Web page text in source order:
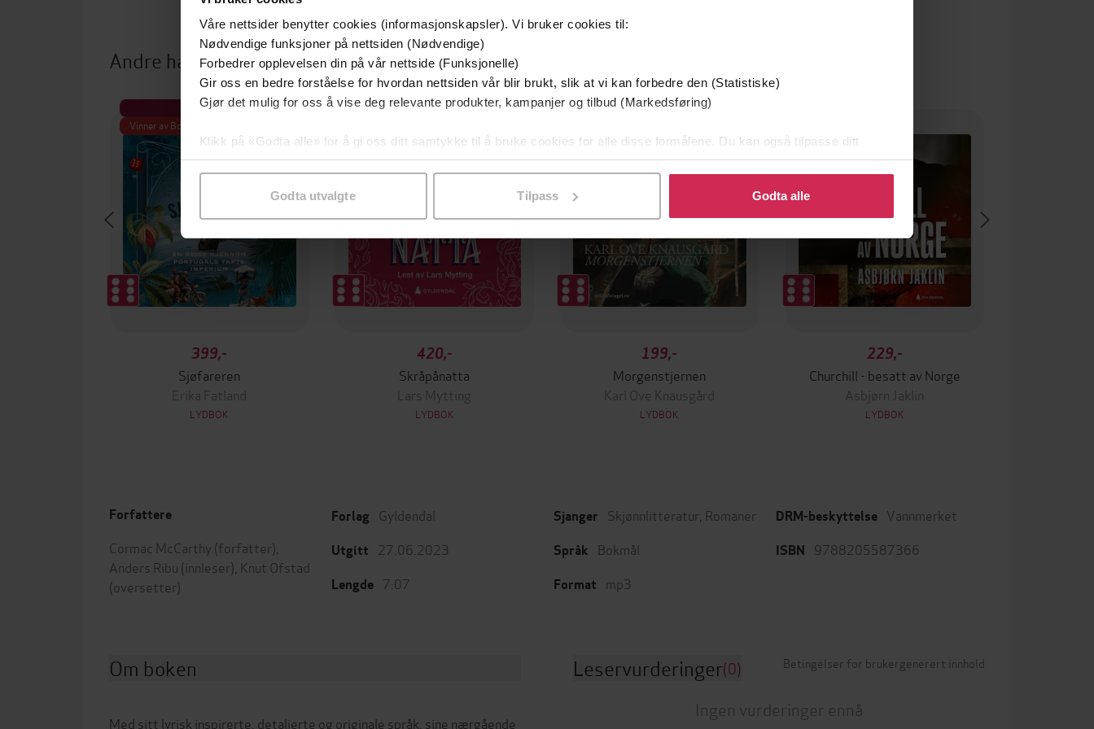
Våre nettsider benytter cookies (informasjonskapsler). Vi bruker cookies til:
Nødvendige funksjoner på nettsiden (Nødvendige)
Forbedrer opplevelsen din på vår nettside (Funksjonelle)
Gir oss en bedre forståelse for hvordan nettsiden vår blir brukt, slik at vi kan forbedre den (Statistiske)
Gjør det mulig for oss å vise deg relevante produkter, kampanjer og tilbud (Markedsføring)
Klikk på «Godta alle» for å gi oss ditt samtykke til å bruke cookies for alle disse formålene. Du kan også tilpasse ditt
samtykke til spesifikke formål ved å klikke på «Tilpass». Du kan når som helst trekke tilbake eller endre ditt samtykke.
Godta utvalgte Tilpass Godta alle
Andre har også kjøpt
Premium
Vinner av Bokhandlerprisen 2024
399,-
Sjøfareren
Erika Fatland
LYDBOK
420,-
Skråpånatta
Lars Mytting
LYDBOK
Premium
199,-
Morgenstjernen
Karl Ove Knausgård
LYDBOK
229,-
Churchill - besatt av Norge
Asbjørn Jaklin
LYDBOK
Forfattere
Cormac McCarthy (forfatter),
Anders Ribu (innleser), Knut Ofstad
(oversetter)
Forlag Gyldendal
Utgitt 27.06.2023
Lengde 7:07
Sjanger Skjønnlitteratur Romaner
Språk Bokmål
Format mp3
DRM-beskyttelse Vannmerket
ISBN 9788205587366
Om boken
Med sitt lyrisk inspirerte, detaljerte og originale språk, sine nærgående
Leservurderinger(0) Betingelser for brukergenerert innhold
Ingen vurderinger ennå